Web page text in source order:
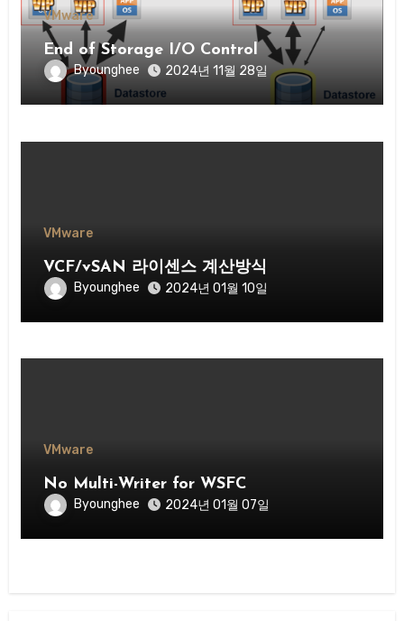
VMware
End of Storage I/O Control
Byounghee 2024년 11월 28일
VMware
VCF/vSAN 라이센스 계산방식
Byounghee 2024년 01월 10일
VMware
No Multi-Writer for WSFC
Byounghee 2024년 01월 07일